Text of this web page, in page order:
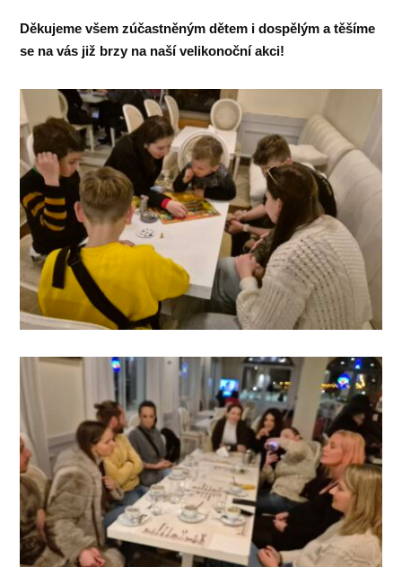
Děkujeme všem zúčastněným dětem i dospělým a těšíme
se na vás již brzy na naší velikonoční akci!